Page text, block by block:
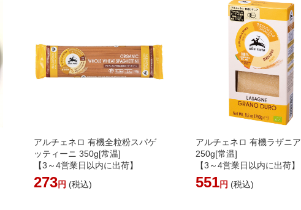
アルチェネロ 有機全粒粉スパゲ
ッティーニ 350g[常温]
【3～4営業日以内に出荷】
273円 (税込)
アルチェネロ 有機ラザニア
250g[常温]
【3～4営業日以内に出荷】
551円 (税込)